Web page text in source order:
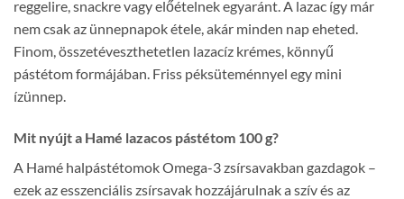
reggelire, snackre vagy előételnek egyaránt. A lazac így már
nem csak az ünnepnapok étele, akár minden nap eheted.
Finom, összetéveszthetetlen lazacíz krémes, könnyű
pástétom formájában. Friss péksüteménnyel egy mini
ízünnep.
Mit nyújt a Hamé lazacos pástétom 100 g?
A Hamé halpástétomok Omega-3 zsírsavakban gazdagok –
ezek az esszenciális zsírsavak hozzájárulnak a szív és az